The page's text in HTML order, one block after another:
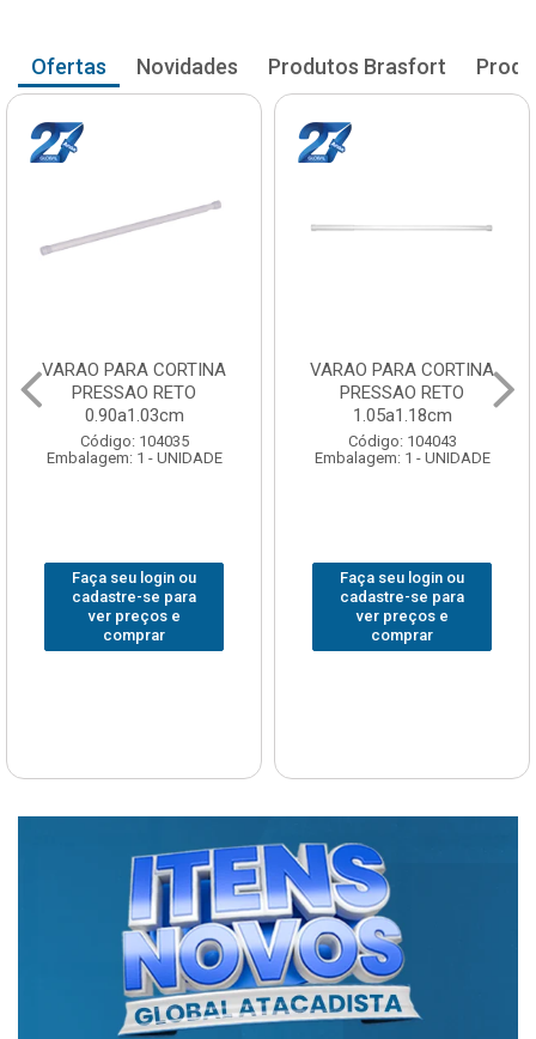
Ofertas Novidades Produtos Brasfort
VARAO PARA CORTINA
PRESSAO RETO
0.90a1.03cm
Código: 104035
Embalagem: 1 - UNIDADE
Faça seu login ou
cadastre-se para
ver preços e
comprar
VARAO PARA CORTINA
PRESSAO RETO
1.05a1.18cm
Código: 104043
Embalagem: 1 - UNIDADE
Faça seu login ou
cadastre-se para
ver preços e
comprar